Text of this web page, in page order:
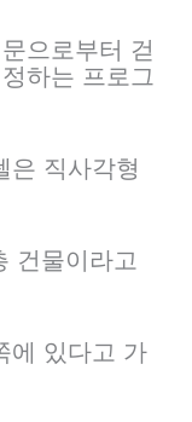
으로부터 걷
하는 프로그
은 직사각형
건물이라고
에 있다고 가